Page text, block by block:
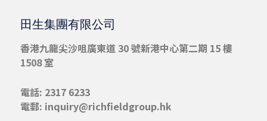
田生集團有限公司
香港九龍尖沙咀廣東道 30 號新港中心第二期 15 樓
1508 室
電話: 2317 6233
電郵: inquiry@richfieldgroup.hk